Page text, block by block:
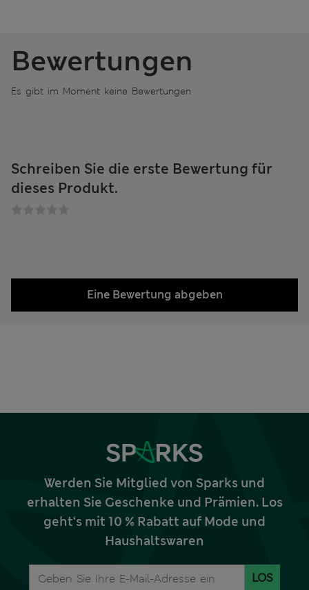
Bewertungen
Es gibt im Moment keine Bewertungen
Schreiben Sie die erste Bewertung für
dieses Produkt.
Eine Bewertung abgeben
Werden Sie Mitglied von Sparks und
erhalten Sie Geschenke und Prämien. Los
geht‘s mit 10 % Rabatt auf Mode und
Haushaltswaren
LOS